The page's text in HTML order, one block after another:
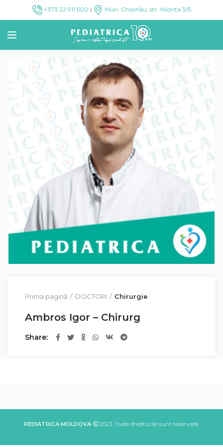
+373 22 911 500 | Mun. Chișinău, str. Miorița 3/5
Prima pagină DOCTORI Chirurgie
Ambros Igor – Chirurg
Share
PEDIATRICA MOLDOVA 2023. Toate drepturile sunt rezervate.